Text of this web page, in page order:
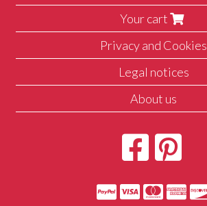
Your cart
Privacy and Cookies
Legal notices
About us